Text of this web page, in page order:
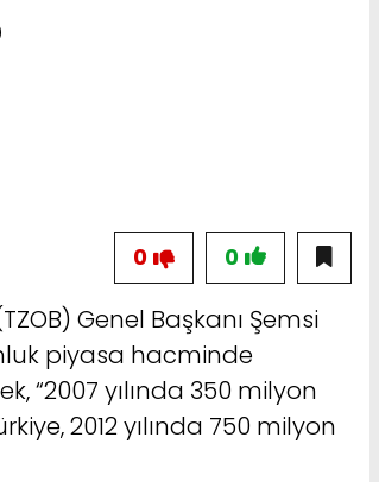
0
0
Genel Başkanı Şemsi
piyasa hacminde
“2007 yılında 350 milyon
2012 yılında 750 milyon